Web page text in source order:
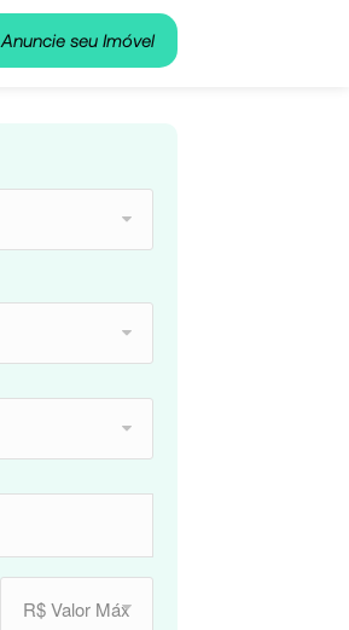
Anuncie seu Imóvel
R$ Valor Máx